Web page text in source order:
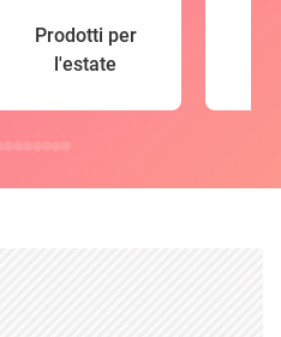
Prodotti per
l'estate